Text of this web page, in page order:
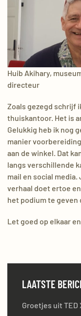
Huib Akihary,
directeur
Zoals gezegd schrijf
thuiskantoor. Het is
Gelukkig heb ik nog
manier
aan de winkel. Dat
langs verschillende
mail en social
verhaal doet ertoe
het podium te
Let goed op elkaar
LAATSTE
Groetjes uit TED